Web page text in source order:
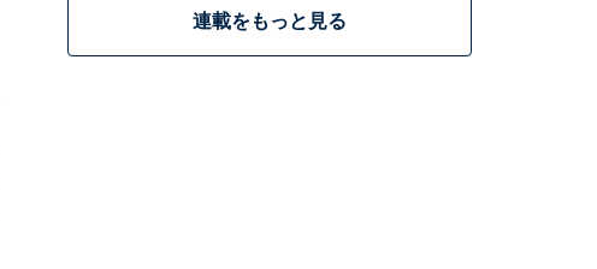
連載をもっと見る